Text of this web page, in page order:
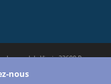
nous
Leonard de Vinci - 33600 Pessac.